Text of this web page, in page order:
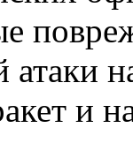
и